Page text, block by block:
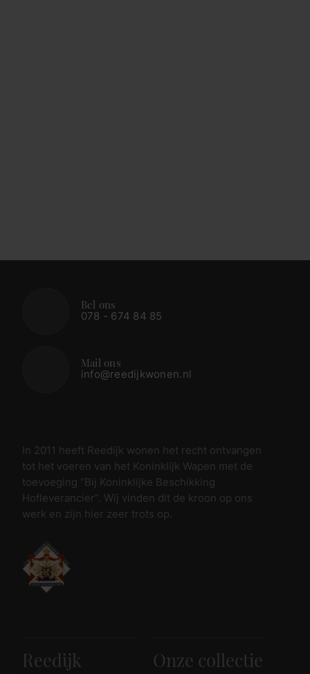
Bel ons
078 - 674 84 85
Mail ons
info@reedijkwonen.nl
In 2011 heeft Reedijk wonen het recht ontvangen
tot het voeren van het Koninklijk Wapen met de
toevoeging “Bij Koninklijke Beschikking
Hofleverancier”. Wij vinden dit de kroon op ons
werk en zijn hier zeer trots op.
Reedijk
Onze collectie